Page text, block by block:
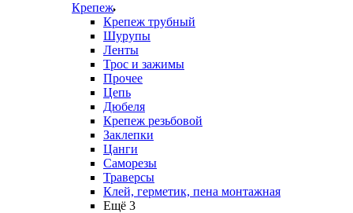
Крепеж
Крепеж трубный
Шурупы
Ленты
Трос и зажимы
Прочее
Цепь
Дюбеля
Крепеж резьбовой
Заклепки
Цанги
Саморезы
Траверсы
Клей, герметик, пена монтажная
Ещё 3